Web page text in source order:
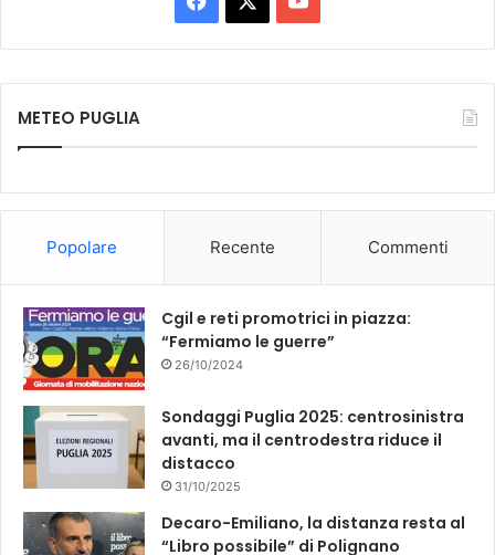
a
c
k
o
u
METEO PUGLIA
Popolare Recente Commenti
Cgil e reti promotrici in piazza:
“Fermiamo le guerre”
26/10/2024
Sondaggi Puglia 2025: centrosinistra
avanti, ma il centrodestra riduce il
distacco
31/10/2025
Decaro-Emiliano, la distanza resta al
“Libro possibile” di Polignano